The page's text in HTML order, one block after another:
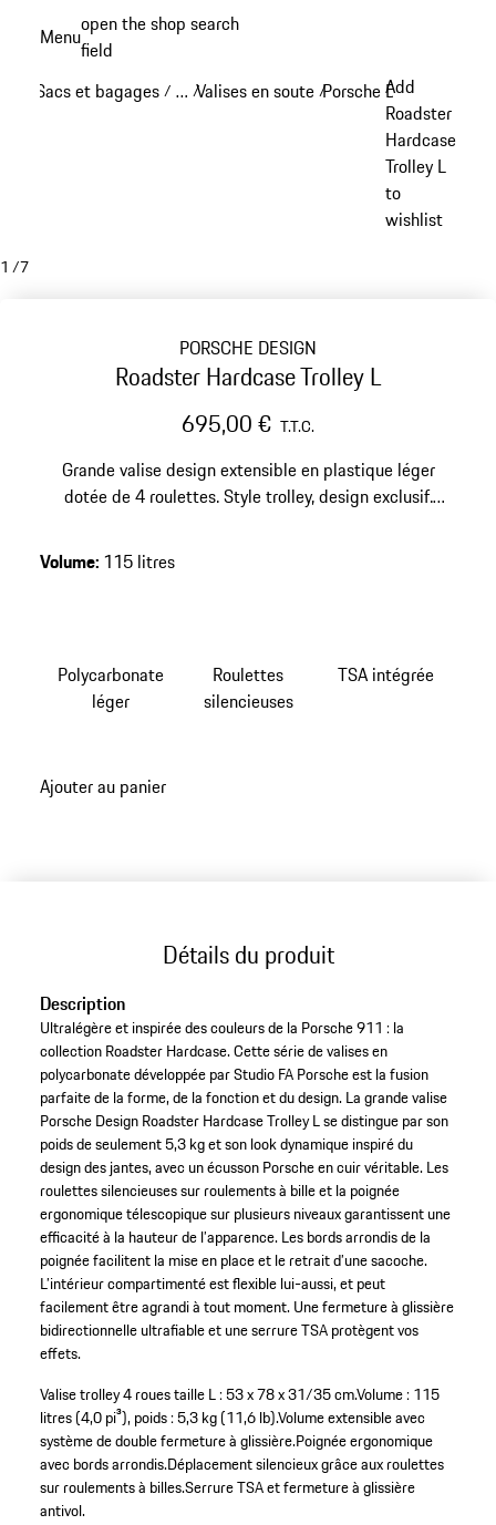
principal
Menuopen the shop search
field
Sacs et bagages / …
Reveal collapsed breadcrumb items
/Valises en soute /Porsche Design
Add
Roadster
Hardcase
Trolley L
to
wishlist
1 /7
PORSCHE DESIGN
Roadster Hardcase Trolley L
695,00 € T.T.C.
Grande valise design extensible en plastique léger
dotée de 4 roulettes. Style trolley, design exclusif.
Volume: 115 litres
Polycarbonate
léger
Roulettes
silencieuses
TSA intégrée
Ajouter au panier
Détails du produit
Description
Ultralégère et inspirée des couleurs de la Porsche 911 : la
collection Roadster Hardcase. Cette série de valises en
polycarbonate développée par Studio FA Porsche est la fusion
parfaite de la forme, de la fonction et du design. La grande valise
Porsche Design Roadster Hardcase Trolley L se distingue par son
poids de seulement 5,3 kg et son look dynamique inspiré du
design des jantes, avec un écusson Porsche en cuir véritable. Les
roulettes silencieuses sur roulements à bille et la poignée
ergonomique télescopique sur plusieurs niveaux garantissent une
efficacité à la hauteur de l’apparence. Les bords arrondis de la
poignée facilitent la mise en place et le retrait d’une sacoche.
L’intérieur compartimenté est flexible lui-aussi, et peut
facilement être agrandi à tout moment. Une fermeture à glissière
bidirectionnelle ultrafiable et une serrure TSA protègent vos
effets.
Valise trolley 4 roues taille L : 53 x 78 x 31/35 cm.Volume : 115
litres (4,0 pi³), poids : 5,3 kg (11,6 lb).Volume extensible avec
système de double fermeture à glissière.Poignée ergonomique
avec bords arrondis.Déplacement silencieux grâce aux roulettes
sur roulements à billes.Serrure TSA et fermeture à glissière
antivol.